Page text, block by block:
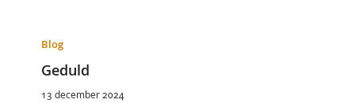
Blog
Geduld
13 december 2024